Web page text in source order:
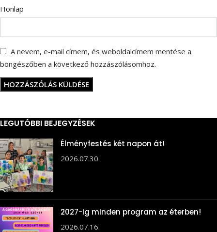
Honlap
A nevem, e-mail címem, és weboldalcímem mentése a
böngészőben a következő hozzászólásomhoz.
LEGUTÓBBI BEJEGYZÉSEK
Élményfestés két napon át!
2026.07.30.
2027-ig minden program az éterben!
2026.07.16.